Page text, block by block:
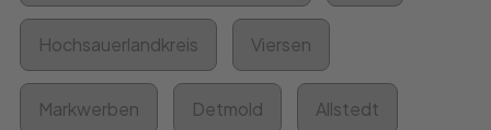
Hochsauerlandkreis Viersen
Markwerben Detmold Allstedt